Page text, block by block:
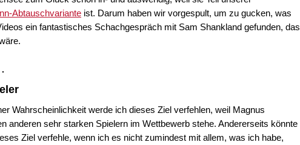
Abtauschvariante ist. Darum haben wir vorgespult, um zu gucken, was
ein fantastisches Schachgespräch mit Sam Shankland gefunden, das
Wahrscheinlichkeit werde ich dieses Ziel verfehlen, weil Magnus
anderen sehr starken Spielern im Wettbewerb stehe. Andererseits könnte
Ziel verfehle, wenn ich es nicht zumindest mit allem, was ich habe,